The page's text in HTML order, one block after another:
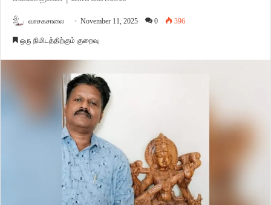
வாசகசாலை November 11, 2025 0 396
ஒரு நிமிடத்திற்கும் குறைவு